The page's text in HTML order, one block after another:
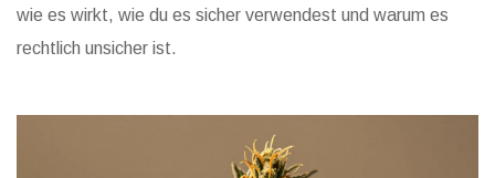
wie es wirkt, wie du es sicher verwendest und warum es
rechtlich unsicher ist.